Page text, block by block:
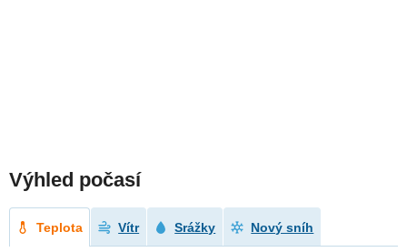
Výhled počasí
Teplota Vítr Srážky Nový sníh